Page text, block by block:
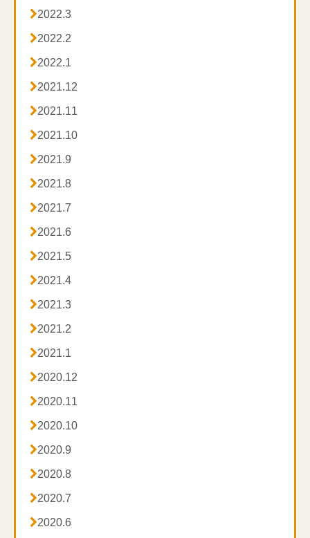
2022.3
2022.2
2022.1
2021.12
2021.11
2021.10
2021.9
2021.8
2021.7
2021.6
2021.5
2021.4
2021.3
2021.2
2021.1
2020.12
2020.11
2020.10
2020.9
2020.8
2020.7
2020.6